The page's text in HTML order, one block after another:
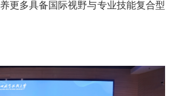
更多具备国际视野与专业技能复合型